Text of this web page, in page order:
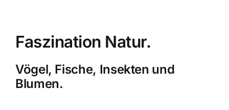
Faszination Natur.
Vögel, Fische, Insekten und
Blumen.